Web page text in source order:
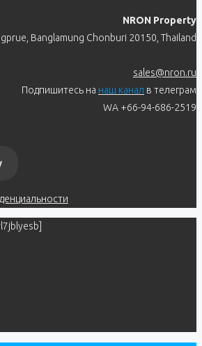
NRON Property
Banglamung Chonburi 20150, Thailand
sales@nron.ru
Подпишитесь на наш канал в телеграм
WA +66-94-686-2519